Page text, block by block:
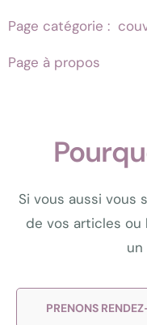
Page catégorie :
Page à propos
Si vous aussi vous
de vos articles
un
PRENONS